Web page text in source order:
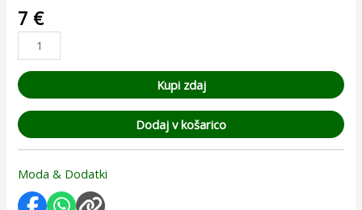
7 €
Kupi zdaj
Dodaj v košarico
Moda & Dodatki